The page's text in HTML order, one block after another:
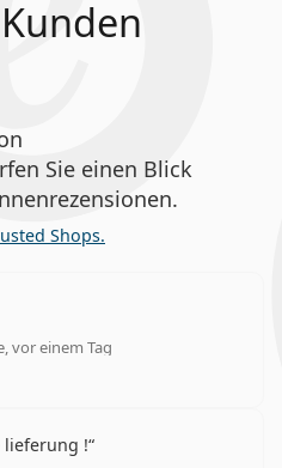
Sie einen Blick
Shops.
vor einem Tag
5 aus 5
lieferung !